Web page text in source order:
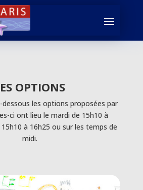
OPTIONS
les options proposées par
ci ont lieu le mardi de 15h10 à
à 16h25 ou sur les temps de
midi.